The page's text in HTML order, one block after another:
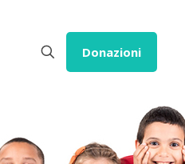
Donazioni